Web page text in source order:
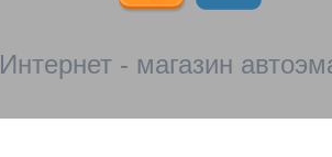
Интернет - магазин